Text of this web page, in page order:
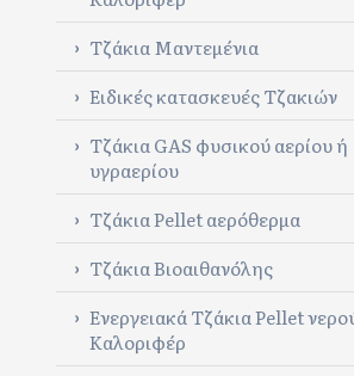
Τζάκια Μαντεμένια
Ειδικές κατασκευές Τζακιών
Τζάκια GAS φυσικού αερίου ή
υγραερίου
Τζάκια Pellet αερόθερμα
Τζάκια Βιοαιθανόλης
Ενεργειακά Τζάκια Pellet
Καλοριφέρ